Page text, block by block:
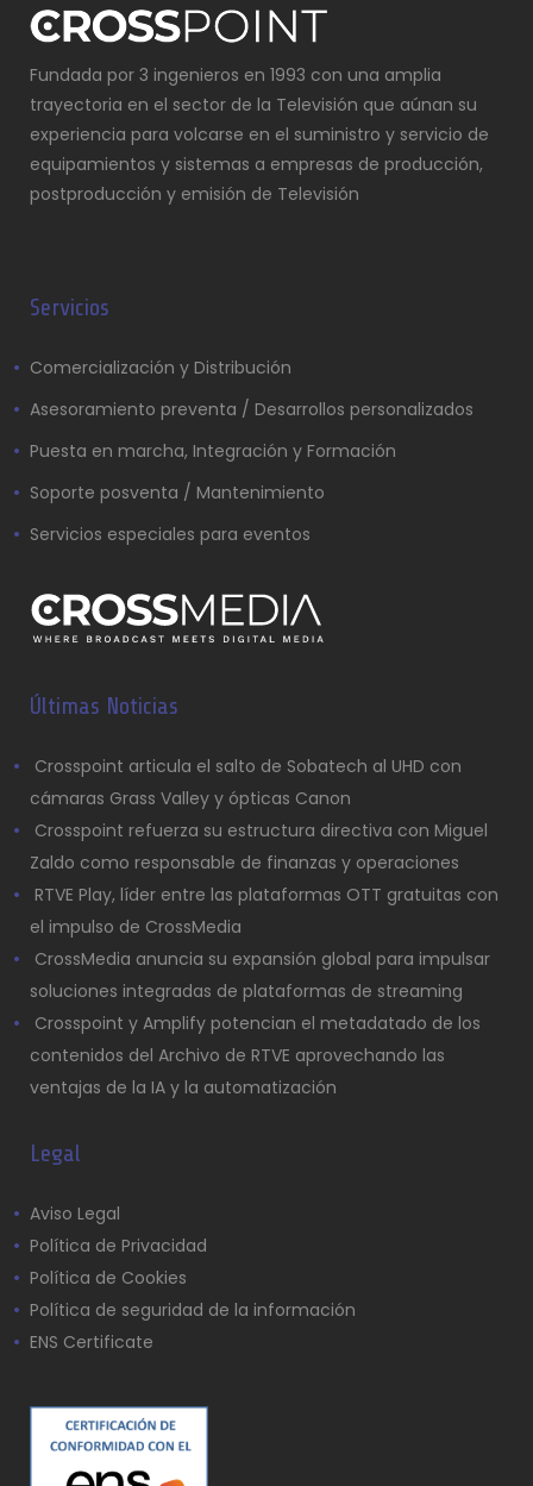
Fundada por 3 ingenieros en 1993 con una amplia
trayectoria en el sector de la Televisión que aúnan su
experiencia para volcarse en el suministro y servicio de
equipamientos y sistemas a empresas de producción,
postproducción y emisión de Televisión
Servicios
Comercialización y Distribución
Asesoramiento preventa / Desarrollos personalizados
Puesta en marcha, Integración y Formación
Soporte posventa / Mantenimiento
Servicios especiales para eventos
Últimas Noticias
Crosspoint articula el salto de Sobatech al UHD con
cámaras Grass Valley y ópticas Canon
Crosspoint refuerza su estructura directiva con Miguel
Zaldo como responsable de finanzas y operaciones
RTVE Play, líder entre las plataformas OTT gratuitas con
el impulso de CrossMedia
CrossMedia anuncia su expansión global para impulsar
soluciones integradas de plataformas de streaming
Crosspoint y Amplify potencian el metadatado de los
contenidos del Archivo de RTVE aprovechando las
ventajas de la IA y la automatización
Legal
Aviso Legal
Política de Privacidad
Política de Cookies
Política de seguridad de la información
ENS Certificate